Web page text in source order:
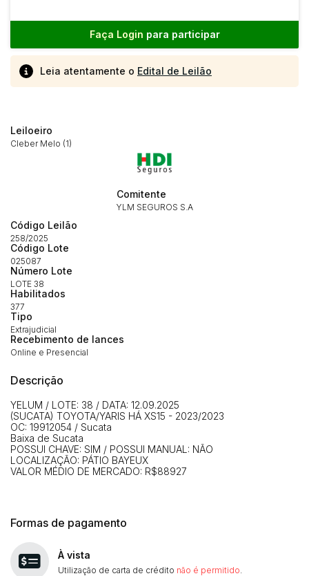
Faça Login para participar
Leia atentamente o Edital de Leilão
Leiloeiro
Cleber Melo (1)
Comitente
YLM SEGUROS S.A
Código Leilão
258/2025
Código Lote
025087
Número Lote
LOTE 38
Habilitados
377
Tipo
Extrajudicial
Recebimento de lances
Online e Presencial
Descrição
YELUM / LOTE: 38 / DATA: 12.09.2025
(SUCATA) TOYOTA/YARIS HÁ XS15 - 2023/2023
OC: 19912054 / Sucata
Baixa de Sucata
POSSUI CHAVE: SIM / POSSUI MANUAL: NÃO
LOCALIZAÇÃO: PÁTIO BAYEUX
VALOR MÉDIO DE MERCADO: R$88927
Formas de pagamento
À vista
Utilização de carta de crédito não é permitido
(Art. 895, CPC)
Histórico de Propostas
Clique aqui para fazer login
Habilite-se para efetuar lances ou